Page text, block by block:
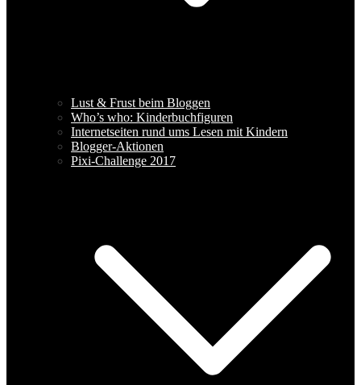
Lust & Frust beim Bloggen
Who’s who: Kinderbuchfiguren
Internetseiten rund ums Lesen mit Kindern
Blogger-Aktionen
Pixi-Challenge 2017